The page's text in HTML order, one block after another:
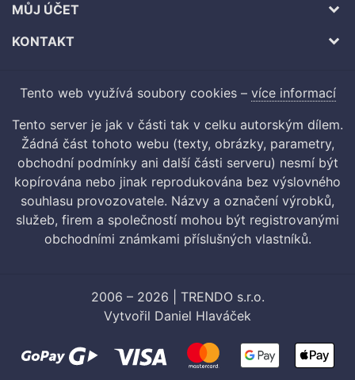
MŮJ ÚČET
KONTAKT
Tento web využívá soubory cookies – více informací
Tento server je jak v části tak v celku autorským dílem.
Žádná část tohoto webu (texty, obrázky, parametry,
obchodní podmínky ani další části serveru) nesmí být
kopírována nebo jinak reprodukována bez výslovného
souhlasu provozovatele. Názvy a označení výrobků,
služeb, firem a společností mohou být registrovanými
obchodními známkami příslušných vlastníků.
2006 – 2026 | TRENDO s.r.o.
Vytvořil Daniel Hlaváček